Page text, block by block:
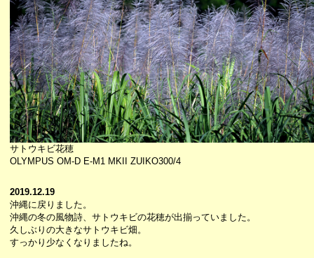
サトウキビ花穂
OLYMPUS OM-D E-M1 MKII ZUIKO300/4
2019.12.19
沖縄に戻りました。
沖縄の冬の風物詩、サトウキビの花穂が出揃っていました。
久しぶりの大きなサトウキビ畑。
すっかり少なくなりましたね。